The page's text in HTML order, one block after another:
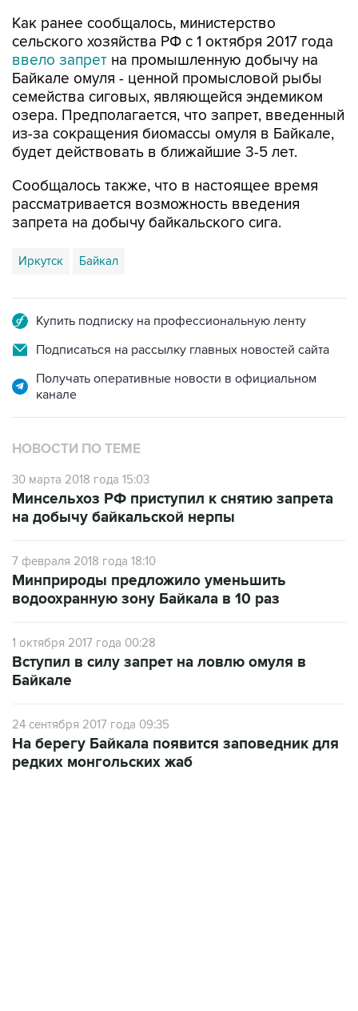
Как ранее сообщалось, министерство
сельского хозяйства РФ с 1 октября 2017 года
ввело запрет на промышленную добычу на
Байкале омуля - ценной промысловой рыбы
семейства сиговых, являющейся эндемиком
озера. Предполагается, что запрет, введенный
из-за сокращения биомассы омуля в Байкале,
будет действовать в ближайшие 3-5 лет.
Сообщалось также, что в настоящее время
рассматривается возможность введения
запрета на добычу байкальского сига.
Иркутск Байкал
Купить подписку на профессиональную ленту
Подписаться на рассылку главных новостей сайта
Получать оперативные новости в официальном
канале
НОВОСТИ ПО ТЕМЕ
30 марта 2018 года 15:03
Минсельхоз РФ приступил к снятию запрета
на добычу байкальской нерпы
7 февраля 2018 года 18:10
Минприроды предложило уменьшить
водоохранную зону Байкала в 10 раз
1 октября 2017 года 00:28
Вступил в силу запрет на ловлю омуля в
Байкале
24 сентября 2017 года 09:35
На берегу Байкала появится заповедник для
редких монгольских жаб